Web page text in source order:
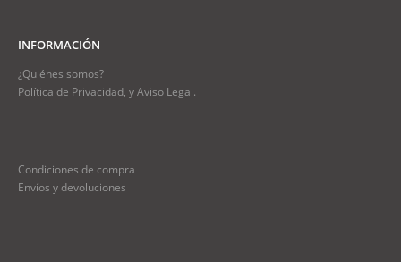
INFORMACIÓN
¿Quiénes somos?
Política de Privacidad, y Aviso Legal.
Condiciones de compra
Envíos y devoluciones